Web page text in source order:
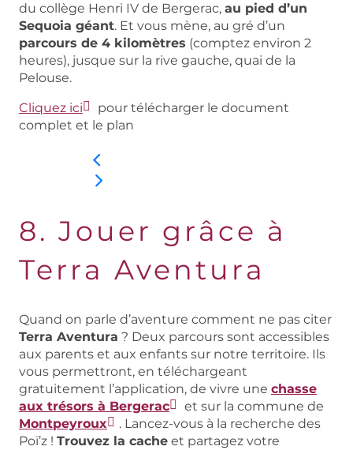
du collège Henri IV de Bergerac, au pied d’un
Sequoia géant. Et vous mène, au gré d’un
parcours de 4 kilomètres (comptez environ 2
heures), jusque sur la rive gauche, quai de la
Pelouse.
Cliquez ici
pour télécharger le document
complet et le plan
8. Jouer grâce à
Terra Aventura
Quand on parle d’aventure comment ne pas citer
Terra Aventura ? Deux parcours sont accessibles
aux parents et aux enfants sur notre territoire. Ils
vous permettront, en téléchargeant
gratuitement l’application, de vivre une chasse
aux trésors à Bergerac
et sur la commune de
Montpeyroux
. Lancez-vous à la recherche des
Poï’z ! Trouvez la cache et partagez votre